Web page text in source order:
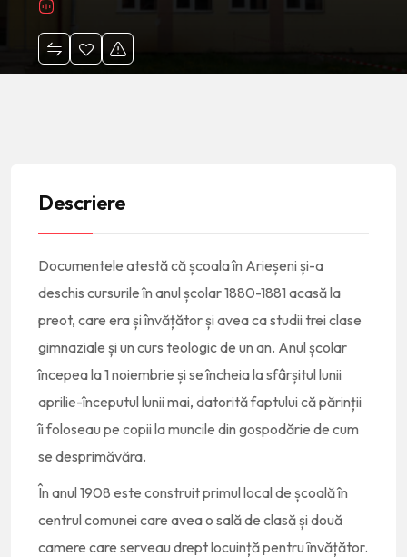
Descriere
Documentele atestă că școala în Arieșeni și-a
deschis cursurile în anul școlar 1880-1881 acasă la
preot, care era și învățător și avea ca studii trei clase
gimnaziale și un curs teologic de un an. Anul școlar
începea la 1 noiembrie și se încheia la sfârșitul lunii
aprilie-începutul lunii mai, datorită faptului că părinții
îi foloseau pe copii la muncile din gospodărie de cum
se desprimăvăra.
În anul 1908 este construit primul local de școală în
centrul comunei care avea o sală de clasă și două
camere care serveau drept locuință pentru învățător.